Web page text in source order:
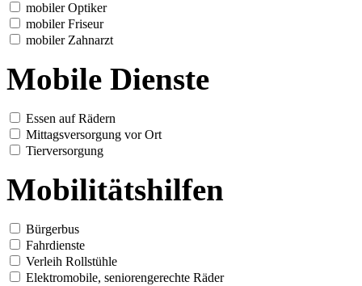
mobiler Optiker
mobiler Friseur
mobiler Zahnarzt
Mobile Dienste
Essen auf Rädern
Mittagsversorgung vor Ort
Tierversorgung
Mobilitätshilfen
Bürgerbus
Fahrdienste
Verleih Rollstühle
Elektromobile, seniorengerechte Räder